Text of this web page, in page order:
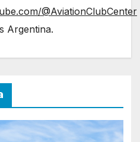
@AviationClubCenter
Argentina.